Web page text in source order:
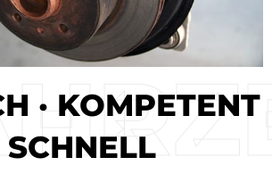
· KOMPETENT
SCHNELL